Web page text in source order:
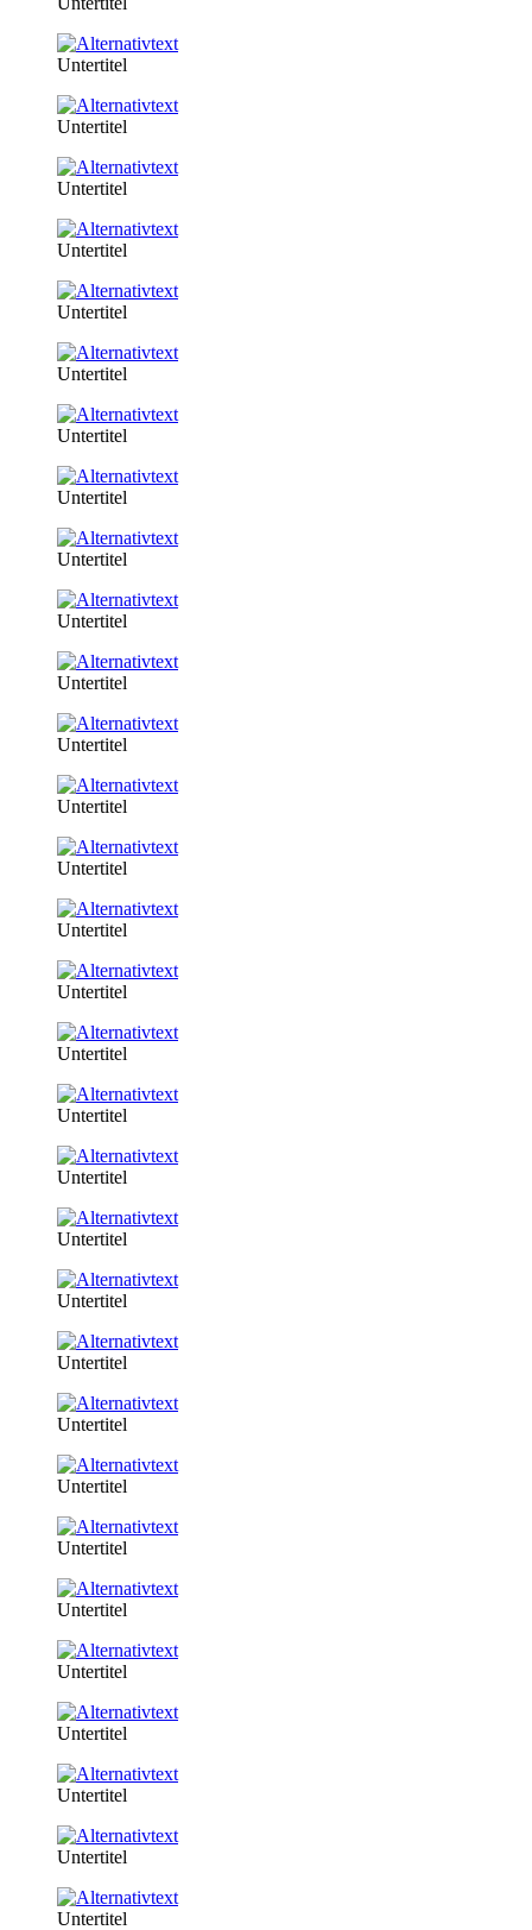
Untertitel
Untertitel
Untertitel
Untertitel
Untertitel
Untertitel
Untertitel
Untertitel
Untertitel
Untertitel
Untertitel
Untertitel
Untertitel
Untertitel
Untertitel
Untertitel
Untertitel
Untertitel
Untertitel
Untertitel
Untertitel
Untertitel
Untertitel
Untertitel
Untertitel
Untertitel
Untertitel
Untertitel
Untertitel
Untertitel
Untertitel